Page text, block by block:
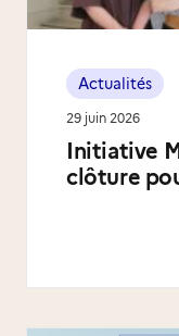
Initiative
clôture
Actualités
29 juin 2026